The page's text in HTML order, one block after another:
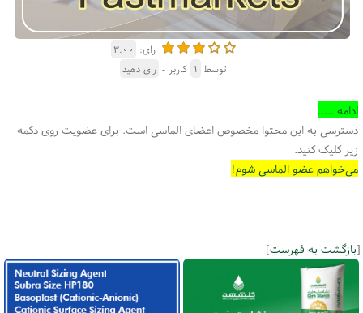
رای: ۳.۰۰
توسط ۱ کاربر - رای دهید
ادامه .....
دسترسی به این محتوا مخصوص اعضای الماسی است. برای عضویت روی دکمه
زیر کلیک کنید.
می‌خواهم عضو الماسی شوم!
[بازگشت به فهرست]